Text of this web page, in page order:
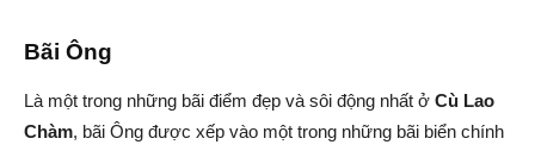
Bãi Ông
Là một trong những bãi điểm đẹp và sôi động nhất ở Cù Lao
Chàm, bãi Ông được xếp vào một trong những bãi biển chính